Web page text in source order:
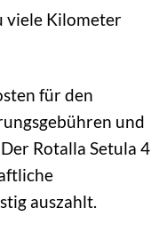
viele Kilometer
für den
und
Rotalla Setula 4
auszahlt.